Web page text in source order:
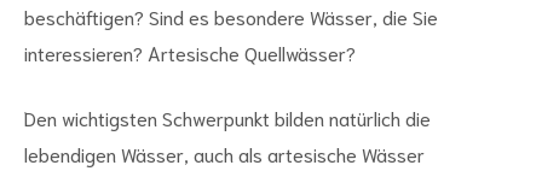
beschäftigen? Sind es besondere Wässer, die Sie
interessieren? Artesische Quellwässer?
Den wichtigsten Schwerpunkt bilden natürlich die
lebendigen Wässer, auch als artesische Wässer